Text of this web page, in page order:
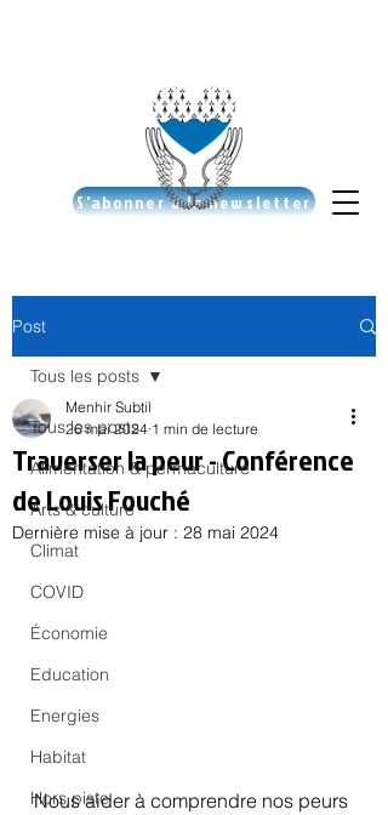
S'abonner à la newsletter
Post
Tous les posts
Alimentation & permaculture
Arts & culture
Climat
COVID
Économie
Education
Energies
Habitat
Hors piste
Tous les posts
Traverser la peur - Conférence
de Louis Fouché
Menhir Subtil
26 mai 2024 1 min de lecture
Dernière mise à jour : 28 mai 2024
Nous aider à comprendre nos peurs